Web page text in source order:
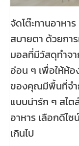
จัดโต๊ะทานอาหา
สบายตา ด้วยกา
มอลที่มีวัสดุทำจา
อ่อน ๆ เพื่อให้ห้
ของคุณมีพื้นที่จำ
แบบน่ารัก ๆ สไต
อาหาร เลือกดีไซ
เกินไป